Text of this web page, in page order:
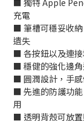
■ 獨特 Apple
充電
■ 筆槽可穩妥收
遺失
■ 各按鈕以及連
■ 穩健的強化邊
■ 圓潤設計，手
■ 先進的防護功
用
■ 透明背殼可放